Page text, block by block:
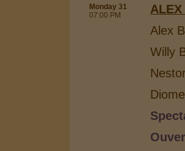
Monday 31
07:00 PM
Alex
Willy